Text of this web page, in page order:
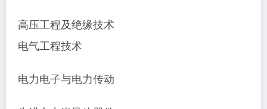
高压工程及绝缘技术
电气工程技术
电力电子与电力传动